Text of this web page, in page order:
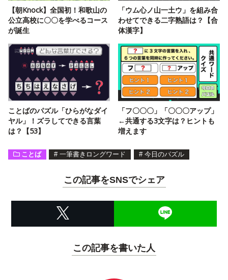
【朝Knock】全国初！和歌山の
公立高校に〇〇を学べるコース
が誕生
「ウム心ノ山一土ウ」を組み合
わせてできる二字熟語は？【合
体漢字】
ことばのパズル「ひらがなダイ
ヤル」！ズラしてできる言葉
は？【53】
「フ〇〇〇」「〇〇〇アップ」
←共通する3文字は？ヒントも
増えます
ことば # 一筆書きロングワード # 今日のパズル
この記事をSNSでシェア
この記事を書いた人